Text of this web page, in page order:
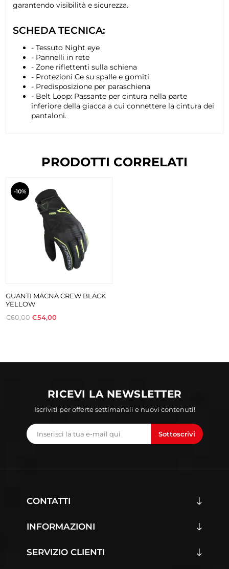
garantendo visibilità e sicurezza.
SCHEDA TECNICA:
- Tessuto Night eye
- Pannelli in rete
- Zone riflettenti sulla schiena
- Protezioni Ce su spalle e gomiti
- Predisposizione per paraschiena
- Belt Loop: Passante per cintura nella parte
inferiore della giacca a cui connettere la cintura dei
pantaloni.
PRODOTTI CORRELATI
-10%
GUANTI MACNA CREW BLACK
YELLOW
€60,00€54,00
RICEVI LA NEWSLETTER
Iscriviti per offerte settimanali e nuovi contenuti!
Sottoscrivi
CONTATTI
INFORMAZIONI
SERVIZIO CLIENTI